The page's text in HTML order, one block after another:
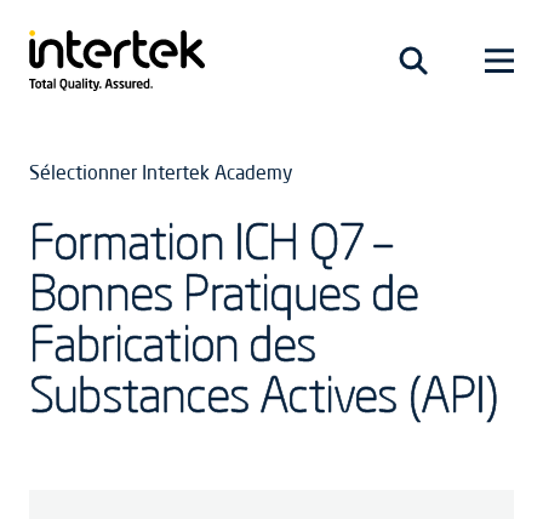
Sélectionner Intertek Academy
Formation ICH Q7 –
Bonnes Pratiques de
Fabrication des
Substances Actives (API)